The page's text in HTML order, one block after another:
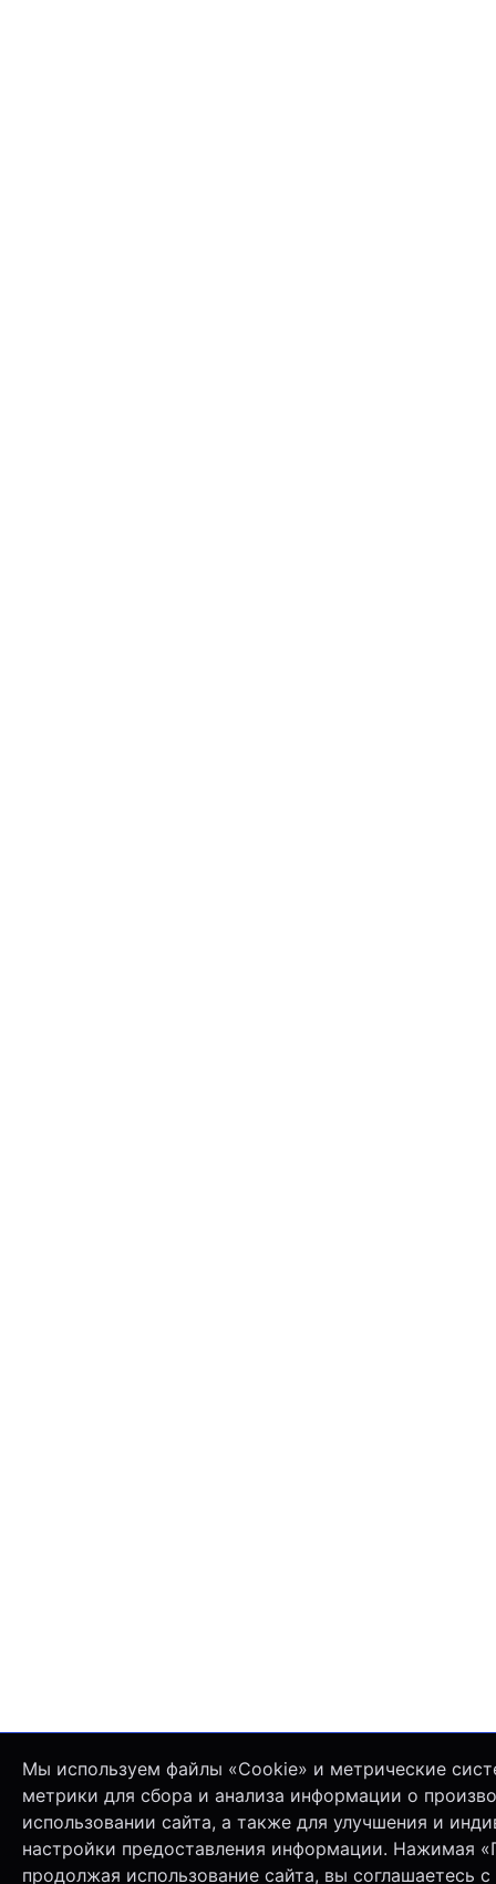
Мы используем файлы «Cookie» и метрические
метрики для сбора и анализа информации о
использовании сайта, а также для улучшения и
настройки предоставления информации. Нажимая
продолжая использование сайта, вы соглашаетесь